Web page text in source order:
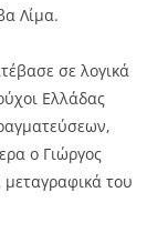
Λίμα.
σε λογικά
Ελλάδας
ο Γιώργος
του